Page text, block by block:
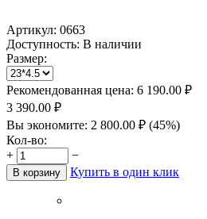
Артикул: 0663
Доступность: В наличии
Размер:
Рекомендованная цена: 6 190.00 ₽
3 390.00 ₽
Вы экономите: 2 800.00 ₽ (45%)
Кол-во:
+
−
В корзину Купить в один клик